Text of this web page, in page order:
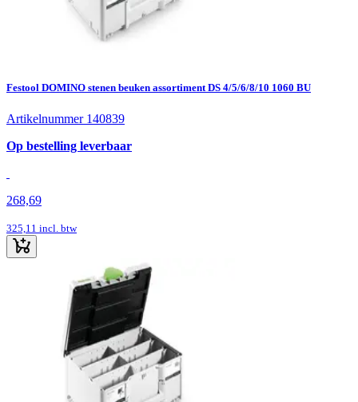
Festool DOMINO stenen beuken assortiment DS 4/5/6/8/10 1060 BU
Artikelnummer 140839
Op bestelling leverbaar
268,69
325,11 incl. btw